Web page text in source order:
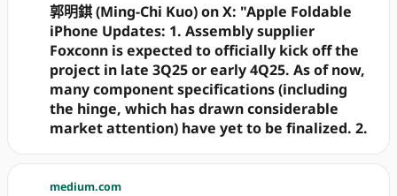
郭明錤 (Ming-Chi Kuo) on X: "Apple Foldable
iPhone Updates: 1. Assembly supplier
Foxconn is expected to officially kick off the
project in late 3Q25 or early 4Q25. As of now,
many component specifications (including
the hinge, which has drawn considerable
market attention) have yet to be finalized. 2.
medium.com